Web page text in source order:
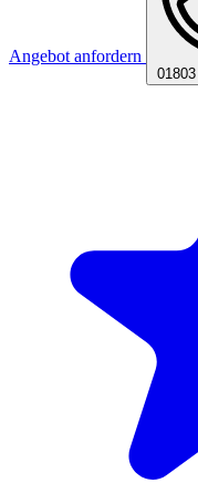
Angebot anfordern